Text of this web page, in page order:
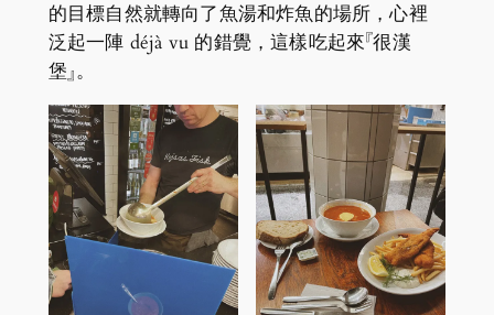
的目標自然就轉向了魚湯和炸魚的場所，心裡
泛起一陣 déjà vu 的錯覺，這樣吃起來『很漢
堡』。